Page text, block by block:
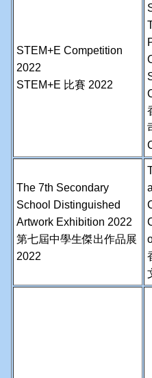
STEM+E Competition
2022
STEM+E 比賽 2022
The 7th Secondary
School Distinguished
Artwork Exhibition 2022
第七屆中學生傑出作品展
2022